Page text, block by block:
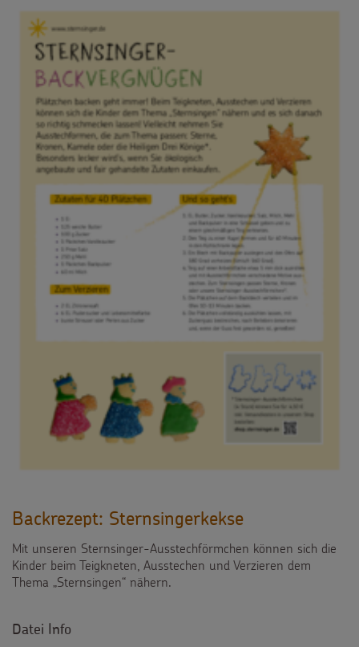
Backrezept: Sternsingerkekse
Mit unseren Sternsinger-Ausstechförmchen können sich die
Kinder beim Teigkneten, Ausstechen und Verzieren dem
Thema „Sternsingen“ nähern.
Datei Info